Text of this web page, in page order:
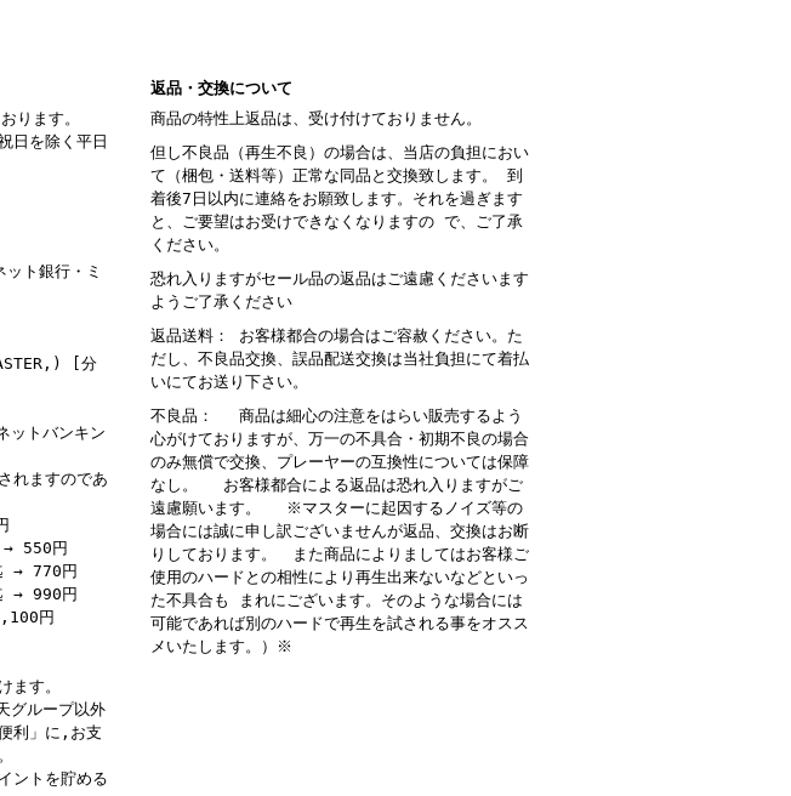
ります。
日を除く平日
ト銀行・ミ
[分
ットバンキン
れますのであ
550円
→ 770円
→ 990円
円
ます。
グループ以外
利」に,お支
ントを貯める
返品・交換について
商品の特性上返品は、受け付けておりません。
但し不良品（再生不良）の場合は、当店の負担におい
て（梱包・送料等）正常な同品と交換致します。 到
着後7日以内に連絡をお願致します。それを過ぎます
と、ご要望はお受けできなくなりますの で、ご了承
ください。
恐れ入りますがセール品の返品はご遠慮くださいます
ようご了承ください
返品送料： お客様都合の場合はご容赦ください。た
だし、不良品交換、誤品配送交換は当社負担にて着払
いにてお送り下さい。
不良品： 商品は細心の注意をはらい販売するよう
心がけておりますが、万一の不具合・初期不良の場合
のみ無償で交換、プレーヤーの互換性については保障
なし。 お客様都合による返品は恐れ入りますがご
遠慮願います。 ※マスターに起因するノイズ等の
場合には誠に申し訳ございませんが返品、交換はお断
りしております。 また商品によりましてはお客様ご
使用のハードとの相性により再生出来ないなどといっ
た不具合も まれにございます。そのような場合には
可能であれば別のハードで再生を試される事をオスス
メいたします。）※